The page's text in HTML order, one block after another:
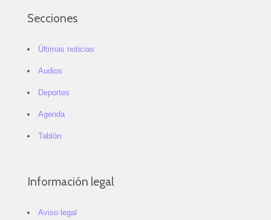
Secciones
Últimas noticias
Audios
Deportes
Agenda
Tablón
Información legal
Aviso legal